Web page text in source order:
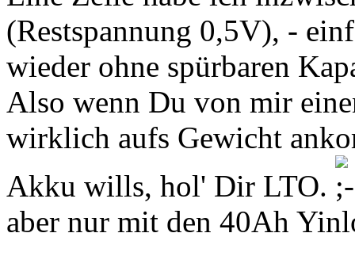
(Restspannung 0,5V), -
wieder ohne spürbaren
Also wenn Du von mir
wirklich aufs Gewicht
Akku wills, hol' Dir LTO.
aber nur mit den 40Ah